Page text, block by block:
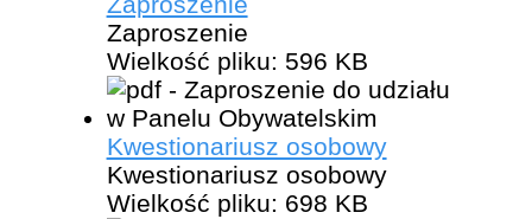
Zaproszenie
Wielkość pliku: 596 KB
Kwestionariusz osobowy
Kwestionariusz osobowy
Wielkość pliku: 698 KB